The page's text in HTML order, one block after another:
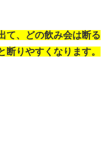
て、どの飲み会は断る
りやすくなります。